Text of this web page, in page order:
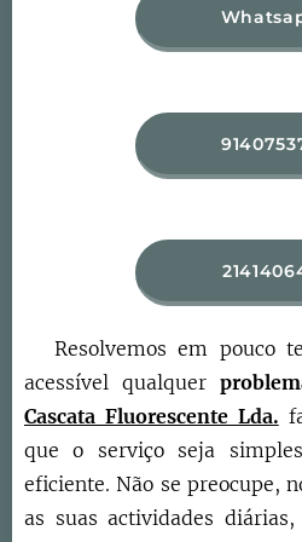
Resolvemos em pouco
acessível qualquer
Cascata Fluorescente Lda.
que o serviço seja
eficiente. Não se preocupe,
as suas actividades